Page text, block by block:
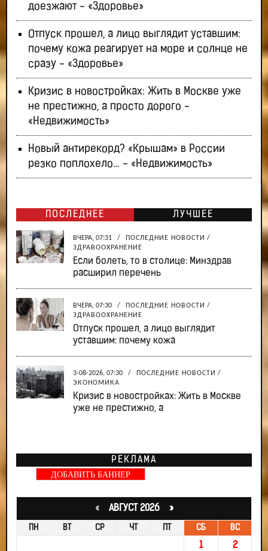
доезжают - «Здоровье»
Отпуск прошел, а лицо выглядит уставшим:
почему кожа реагирует на море и солнце не
сразу - «Здоровье»
Кризис в новостройках: Жить в Москве уже
не престижно, а просто дорого -
«Недвижимость»
Новый антирекорд? «Крышам» в России
резко поплохело… - «Недвижимость»
ПОСЛЕДНЕЕ ЛУЧШЕЕ
ВЧЕРА, 07:31 / ПОСЛЕДНИЕ НОВОСТИ /
ЗДРАВООХРАНЕНИЕ
Если болеть, то в столице: Минздрав
расширил перечень
ВЧЕРА, 07:30 / ПОСЛЕДНИЕ НОВОСТИ /
ЗДРАВООХРАНЕНИЕ
Отпуск прошел, а лицо выглядит
уставшим: почему кожа
3-08-2026, 07:30 / ПОСЛЕДНИЕ НОВОСТИ /
ЭКОНОМИКА
Кризис в новостройках: Жить в Москве
уже не престижно, а
РЕКЛАМА
ДОБАВИТЬ БАННЕР
«АВГУСТ 2026 »
ПН ВТ СР ЧТ ПТ СБ ВС
1 2